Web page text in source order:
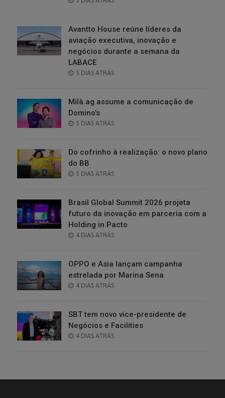
Avantto House reúne líderes da
aviação executiva, inovação e
negócios durante a semana da
LABACE
POSTED
5 DIAS ATRÁS
Milà.ag assume a comunicação de
Domino’s
POSTED
5 DIAS ATRÁS
Do cofrinho à realização: o novo plano
do BB
POSTED
5 DIAS ATRÁS
Brasil Global Summit 2026 projeta
futuro da inovação em parceria com a
Holding in.Pacto
POSTED
4 DIAS ATRÁS
OPPO e Asia lançam campanha
estrelada por Marina Sena
POSTED
4 DIAS ATRÁS
SBT tem novo vice-presidente de
Negócios e Facilities
POSTED
4 DIAS ATRÁS